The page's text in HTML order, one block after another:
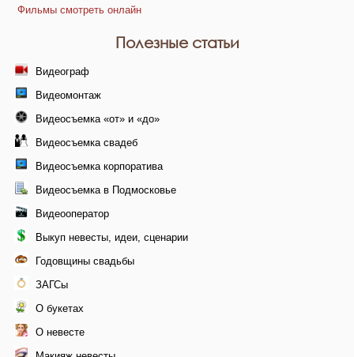
Фильмы смотреть онлайн
Полезные статьи
Видеограф
Видеомонтаж
Видеосъемка «от» и «до»
Видеосъемка свадеб
Видеосъемка корпоратива
Видеосъемка в Подмосковье
Видеооператор
Выкуп невесты, идеи, сценарии
Годовщины свадьбы
ЗАГСы
О букетах
О невесте